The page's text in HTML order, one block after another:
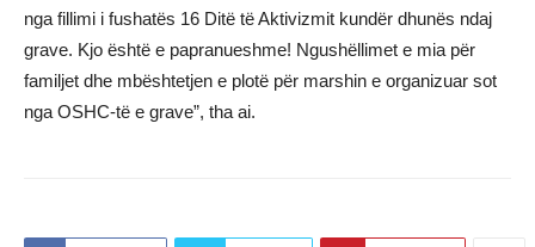
nga fillimi i fushatës 16 Ditë të Aktivizmit kundër dhunës ndaj
grave. Kjo është e papranueshme! Ngushëllimet e mia për
familjet dhe mbështetjen e plotë për marshin e organizuar sot
nga OSHC-të e grave”, tha ai.